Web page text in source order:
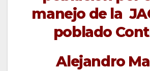
manejo de la
poblado
Alejandro